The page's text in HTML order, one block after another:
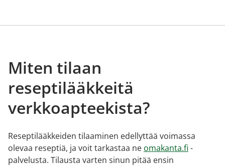
Miten tilaan
reseptilääkkeitä
verkkoapteekista?
Reseptilääkkeiden tilaaminen edellyttää voimassa
olevaa reseptiä, ja voit tarkastaa ne omakanta.fi -
palvelusta. Tilausta varten sinun pitää ensin